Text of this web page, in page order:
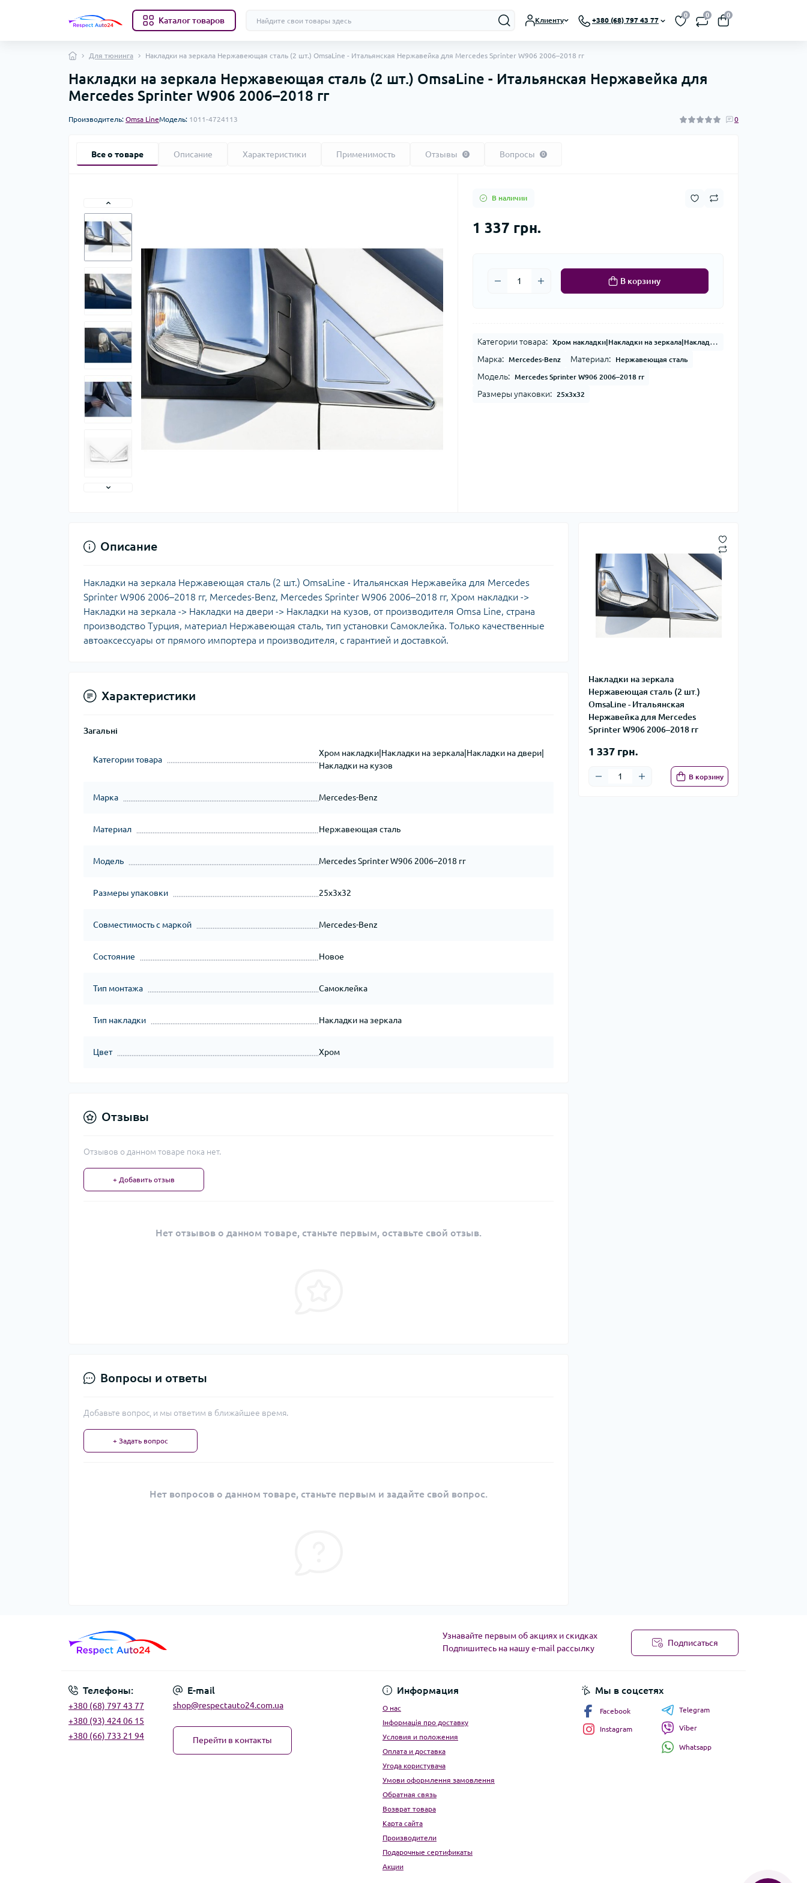
Каталог товаров Клиенту +380 (68) 797 43 77
0 0 0
Для тюнинга Накладки на зеркала Нержавеющая сталь (2 шт.) OmsaLine - Итальянская Нержавейка для Mercedes Sprinter W906 2006–2018 гг
Накладки на зеркала Нержавеющая сталь (2 шт.) OmsaLine - Итальянская Нержавейка для
Mercedes Sprinter W906 2006–2018 гг
Производитель: Omsa LineМодель: 1011-4724113 0
Все о товаре Описание Характеристики Применимость Отзывы 0 Вопросы 0
В наличии
1 337 грн.
В корзину
Категории товара: Хром накладки|Накладки на зеркала|Накладки на двери|Накладки на кузов
Марка: Mercedes-Benz Материал: Нержавеющая сталь
Модель: Mercedes Sprinter W906 2006–2018 гг
Размеры упаковки: 25x3x32
Накладки на зеркала
Нержавеющая сталь (2 шт.)
OmsaLine - Итальянская
Нержавейка для Mercedes
Sprinter W906 2006–2018 гг
1 337 грн.
В корзину
Описание
Накладки на зеркала Нержавеющая сталь (2 шт.) OmsaLine - Итальянская Нержавейка для Mercedes
Sprinter W906 2006–2018 гг, Mercedes-Benz, Mercedes Sprinter W906 2006–2018 гг, Хром накладки ->
Накладки на зеркала -> Накладки на двери -> Накладки на кузов, от производителя Omsa Line, страна
производство Турция, материал Нержавеющая сталь, тип установки Самоклейка. Только качественные
автоаксессуары от прямого импортера и производителя, с гарантией и доставкой.
Характеристики
Загальні
Категории товара
Хром накладки|Накладки на зеркала|Накладки на двери|
Накладки на кузов
Марка Mercedes-Benz
Материал Нержавеющая сталь
Модель Mercedes Sprinter W906 2006–2018 гг
Размеры упаковки 25x3x32
Совместимость с маркой Mercedes-Benz
Состояние Новое
Тип монтажа Самоклейка
Тип накладки Накладки на зеркала
Цвет Хром
Отзывы
Отзывов о данном товаре пока нет.
+ Добавить отзыв
Нет отзывов о данном товаре, станьте первым, оставьте свой отзыв.
Вопросы и ответы
Добавьте вопрос, и мы ответим в ближайшее время.
+ Задать вопрос
Нет вопросов о данном товаре, станьте первым и задайте свой вопрос.
Узнавайте первым об акциях и скидках
Подпишитесь на нашу e-mail рассылку
Подписаться
Телефоны:
+380 (68) 797 43 77
+380 (93) 424 06 15
+380 (66) 733 21 94
E-mail
shop@respectauto24.com.ua
Перейти в контакты
Информация
О нас
Інформація про доставку
Условия и положения
Оплата и доставка
Угода користувача
Умови оформлення замовлення
Обратная связь
Возврат товара
Карта сайта
Производители
Подарочные сертификаты
Акции
Мы в соцсетях
Facebook
Instagram
Telegram
Viber
Whatsapp